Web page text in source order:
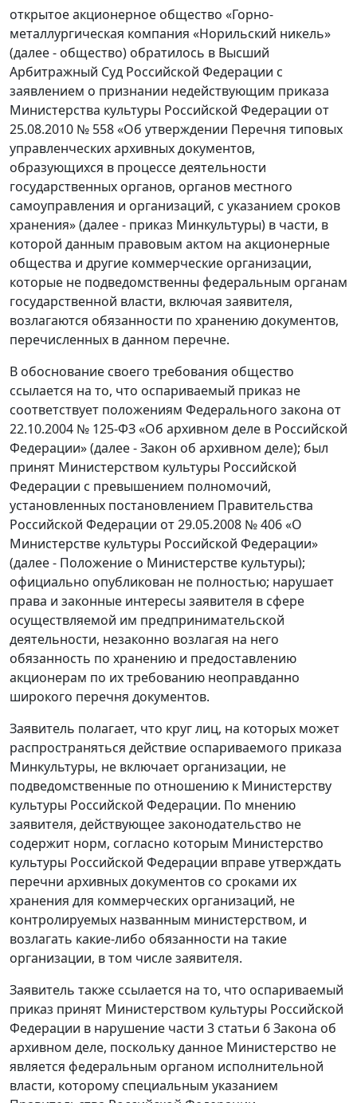
открытое акционерное общество «Горно-
металлургическая компания «Норильский никель»
(далее - общество) обратилось в Высший
Арбитражный Суд Российской Федерации с
заявлением о признании недействующим приказа
Министерства культуры Российской Федерации от
25.08.2010 № 558 «Об утверждении Перечня типовых
управленческих архивных документов,
образующихся в процессе деятельности
государственных органов, органов местного
самоуправления и организаций, с указанием сроков
хранения» (далее - приказ Минкультуры) в части, в
которой данным правовым актом на акционерные
общества и другие коммерческие организации,
которые не подведомственны федеральным органам
государственной власти, включая заявителя,
возлагаются обязанности по хранению документов,
перечисленных в данном перечне.
В обоснование своего требования общество
ссылается на то, что оспариваемый приказ не
соответствует положениям Федерального закона от
22.10.2004 № 125-ФЗ «Об архивном деле в Российской
Федерации» (далее - Закон об архивном деле); был
принят Министерством культуры Российской
Федерации с превышением полномочий,
установленных постановлением Правительства
Российской Федерации от 29.05.2008 № 406 «О
Министерстве культуры Российской Федерации»
(далее - Положение о Министерстве культуры);
официально опубликован не полностью; нарушает
права и законные интересы заявителя в сфере
осуществляемой им предпринимательской
деятельности, незаконно возлагая на него
обязанность по хранению и предоставлению
акционерам по их требованию неоправданно
широкого перечня документов.
Заявитель полагает, что круг лиц, на которых может
распространяться действие оспариваемого приказа
Минкультуры, не включает организации, не
подведомственные по отношению к Министерству
культуры Российской Федерации. По мнению
заявителя, действующее законодательство не
содержит норм, согласно которым Министерство
культуры Российской Федерации вправе утверждать
перечни архивных документов со сроками их
хранения для коммерческих организаций, не
контролируемых названным министерством, и
возлагать какие-либо обязанности на такие
организации, в том числе заявителя.
Заявитель также ссылается на то, что оспариваемый
приказ принят Министерством культуры Российской
Федерации в нарушение части 3 статьи 6 Закона об
архивном деле, поскольку данное Министерство не
является федеральным органом исполнительной
власти, которому специальным указанием